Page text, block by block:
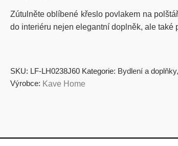
Zútulněte oblíbené křeslo povlakem na
do interiéru nejen elegantní doplněk, ale také
SKU: LF-LH0238J60 Kategorie: Bydlení a doplňky,
Výrobce: Kave Home